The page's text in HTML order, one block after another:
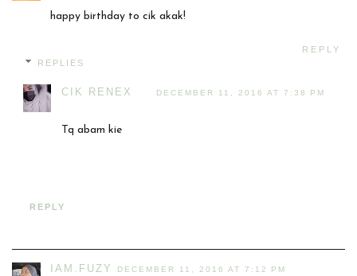
happy birthday to cik akak!
REPLY
REPLIES
CIK RENEX DECEMBER 11, 2016 AT 7:38 PM
Tq abam kie
REPLY
IAM.FUZY DECEMBER 11, 2016 AT 7:12 PM